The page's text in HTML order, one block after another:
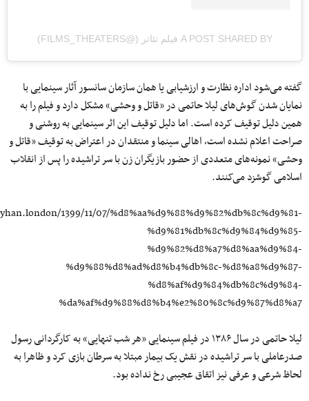
A POST SHARED BY فیلم تئاتر (@FILMS_THEATERS)
گفته می‌شود اداره نظارت و ارزشیابی یا همان سازمان سانسور آثار سینمایی با
نمایان شدن گوش‌های لیلا حاتمی در «قاتل و وحشی» مشکل دارد و فیلم را به
همین دلیل توقیف کرده است. اما دلیل توقیف این اثر سینمایی به روشنی و
صراحت اعلام نشده است، اهالی سینما و منتقدان در اعتراض به توقیف «قاتل و
وحشی» نمونه‌های متعددی از حضور بازیگران زن با سر تراشیده را پس از انقلاب
اسلامی گوشزد می‌کنند.
1399/11/07/%d8%aa%d9%88%d9%82%db%8c%d9%81-
%d9%81%db%8c%d9%84%d9%85-
%d9%82%d8%a7%d8%aa%d9%84-
%d9%88%d8%ad%d8%b4%db%8c-%d8%a8%d9%87-
%d8%af%d9%84%db%8c%d9%84-
%da%af%d9%88%d8%b4%e2%80%8c%d9%87%d8%a7
لیلا حاتمی در سال ۱۳۸۶ در فیلم سینمایی «هر شب تنهایی» به کارگردانی رسول
‌صدرعاملی با سر تراشیده در نقش یک بیمار مبتلا به سرطان بازی کرد و ظاهرا به
لحاظ شرعی و عرفی نیز اتقاق عجیبی رخ نداده بود.